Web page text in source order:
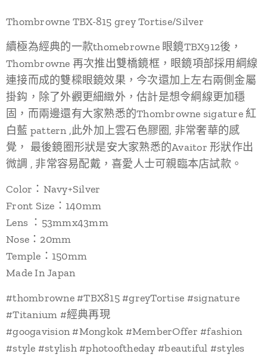
Thombrowne TBX-815 grey Tortise/Silver
續極為經典的一款thomebrowne 眼鏡TBX912後，
Thombrowne 再次推出雙橋鏡框，眼鏡項部採用綱線
連接而成的雙樑眼鏡效果，今次還加上左右兩側金屬
掛鈎，除了外觀更細緻外，估計是想令綱線更加穩
固，而兩邊還有大家熟悉的Thombrowne sigature 紅
白藍 pattern ,此外加上雲石色膠圈, 非常奢華的感
覺， 最後鏡圈形狀是安大家熟悉的Avaitor 形狀作出
微調 , 非常容易配戴，喜愛人士可親臨本店試款。
Color：Navy+Silver
Front Size：140mm
Lens ：53mmx43mm
Nose：20mm
Temple：150mm
Made In Japan
#thombrowne #TBX815 #greyTortise #signature
#Titanium #經典再現
#googavision #Mongkok #MemberOffer #fashion
#style #stylish #photooftheday #beautiful #styles